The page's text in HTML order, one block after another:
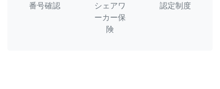
番号確認
シェアワ
ーカー保
険
認定制度